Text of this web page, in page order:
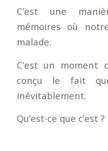
C’est une
mémoires où
malade.
C’est un moment
conçu le fait
inévitablement.
Qu’est-ce que c’est ?